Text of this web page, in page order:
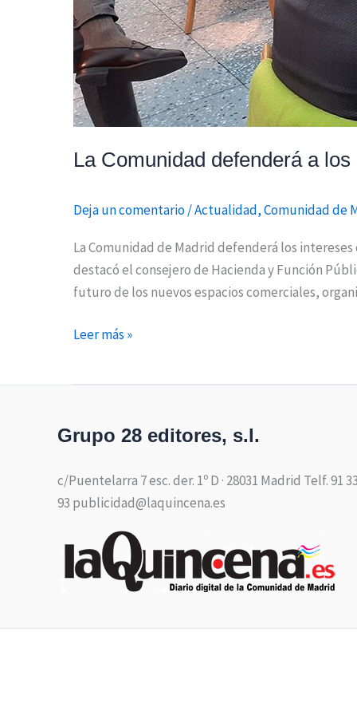
La Comunidad defenderá a
Deja un comentario/Actualidad,Comunidad de
La Comunidad de Madrid defenderá los
destacó el consejero de Hacienda y Función
futuro de los nuevos espacios comerciales,
Leer más »
Grupo 28 editores, s.l.
c/Puentelarra 7 esc. der. 1º D · 28031 Madrid Telf. 91
93 publicidad@laquincena.es